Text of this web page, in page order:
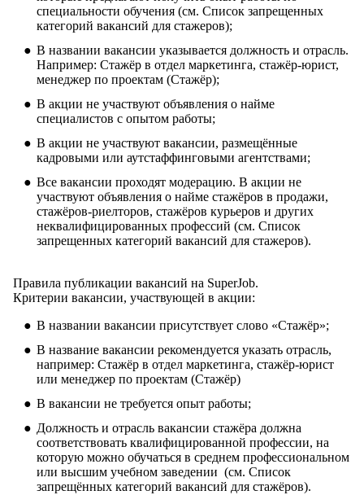
специальности обучения (см. Список запрещенных
категорий вакансий для стажеров);
В названии вакансии указывается должность и отрасль.
Например: Стажёр в отдел маркетинга, стажёр-юрист,
менеджер по проектам (Стажёр);
В акции не участвуют объявления о найме
специалистов с опытом работы;
В акции не участвуют вакансии, размещённые
кадровыми или аутстаффинговыми агентствами;
Все вакансии проходят модерацию. В акции не
участвуют объявления о найме стажёров в продажи,
стажёров-риелторов, стажёров курьеров и других
неквалифицированных профессий (см. Список
запрещенных категорий вакансий для стажеров).
Правила публикации вакансий на SuperJob.
Критерии вакансии, участвующей в акции:
В названии вакансии присутствует слово «Стажёр»;
В название вакансии рекомендуется указать отрасль,
например: Стажёр в отдел маркетинга, стажёр-юрист
или менеджер по проектам (Стажёр)
В вакансии не требуется опыт работы;
Должность и отрасль вакансии стажёра должна
соответствовать квалифицированной профессии, на
которую можно обучаться в среднем профессиональном
или высшим учебном заведении (см. Список
запрещённых категорий вакансий для стажёров).